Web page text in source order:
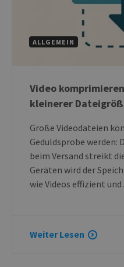
ALLGEMEIN
Video
kleinerer
Große Videodateien
Geduldsprobe werden:
beim Versand streikt
Geräten wird der
wie Videos effizient
Weiter Lesen